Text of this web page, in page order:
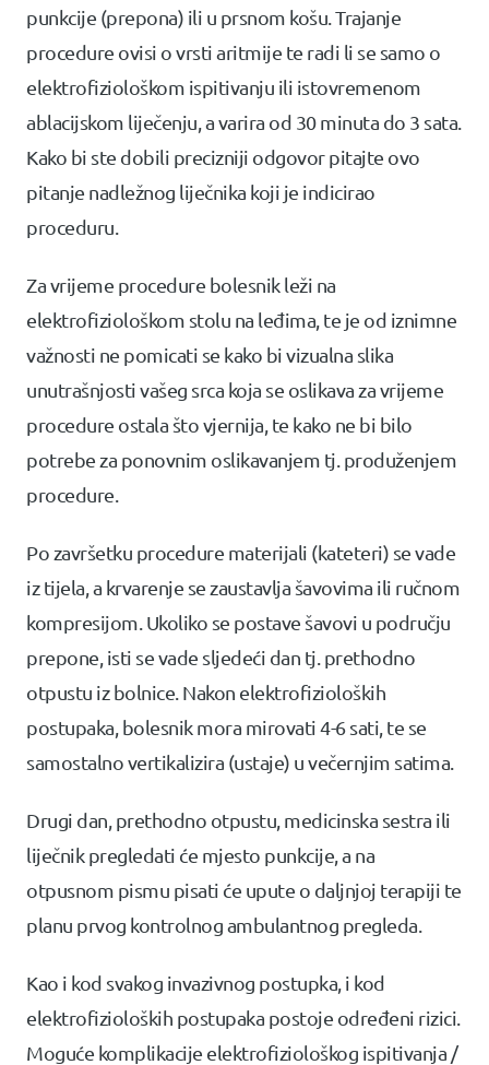
punkcije (prepona) ili u prsnom košu. Trajanje
procedure ovisi o vrsti aritmije te radi li se samo o
elektrofiziološkom ispitivanju ili istovremenom
ablacijskom liječenju, a varira od 30 minuta do 3 sata.
Kako bi ste dobili precizniji odgovor pitajte ovo
pitanje nadležnog liječnika koji je indicirao
proceduru.
Za vrijeme procedure bolesnik leži na
elektrofiziološkom stolu na leđima, te je od iznimne
važnosti ne pomicati se kako bi vizualna slika
unutrašnjosti vašeg srca koja se oslikava za vrijeme
procedure ostala što vjernija, te kako ne bi bilo
potrebe za ponovnim oslikavanjem tj. produženjem
procedure.
Po završetku procedure materijali (kateteri) se vade
iz tijela, a krvarenje se zaustavlja šavovima ili ručnom
kompresijom. Ukoliko se postave šavovi u području
prepone, isti se vade sljedeći dan tj. prethodno
otpustu iz bolnice. Nakon elektrofizioloških
postupaka, bolesnik mora mirovati 4-6 sati, te se
samostalno vertikalizira (ustaje) u večernjim satima.
Drugi dan, prethodno otpustu, medicinska sestra ili
liječnik pregledati će mjesto punkcije, a na
otpusnom pismu pisati će upute o daljnjoj terapiji te
planu prvog kontrolnog ambulantnog pregleda.
Kao i kod svakog invazivnog postupka, i kod
elektrofizioloških postupaka postoje određeni rizici.
Moguće komplikacije elektrofiziološkog ispitivanja /